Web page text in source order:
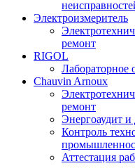
Электроизмеритель
ремонт
RIGOL
Лабораторное
Chauvin Arnoux
ремонт
Энергоаудит и
Контроль
Аттестация